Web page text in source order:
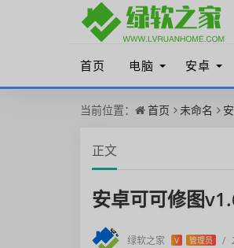
首页 电脑 安卓
当前位置： 首页 未命名
正文
安卓可可修图
绿软之家 V 管理员 /